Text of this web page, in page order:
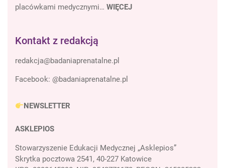
placówkami medycznymi… WIĘCEJ
Kontakt z redakcją
Facebook: @badaniaprenatalne.pl
NEWSLETTER
ASKLEPIOS
Stowarzyszenie Edukacji Medycznej „Asklepios”
Skrytka pocztowa 2541, 40-227 Katowice